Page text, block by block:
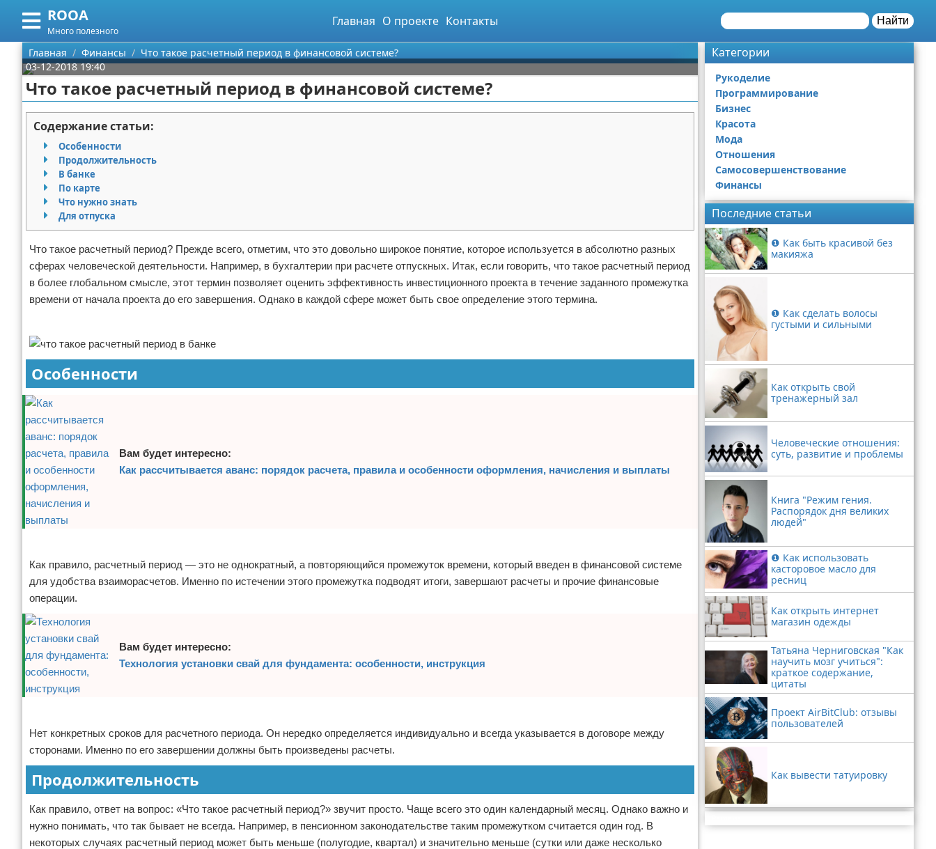
ROOA
Много полезного
Главная О проекте Контакты Найти
Меню
Главная
Категории
Рукоделие
Программирование
Бизнес
Красота
Отношения
Самосовершенствование
Поиск
О проекте
Контакты
Сотрудничество
Для правообладателей
Условия предоставления информации
Главная Финансы
Что такое расчетный период в финансовой системе?
03-12-2018 19:40
Что такое расчетный период в финансовой системе?
Содержание статьи:
Особенности
Продолжительность
В банке
По карте
Что нужно знать
Для отпуска
Что такое расчетный период? Прежде всего, отметим, что это довольно широкое понятие, которое используется в абсолютно разных
сферах человеческой деятельности. Например, в бухгалтерии при расчете отпускных. Итак, если говорить, что такое расчетный период
в более глобальном смысле, этот термин позволяет оценить эффективность инвестиционного проекта в течение заданного промежутка
времени от начала проекта до его завершения. Однако в каждой сфере может быть свое определение этого термина.
Особенности
Вам будет интересно:
Как рассчитывается аванс: порядок расчета, правила и особенности оформления, начисления и выплаты
Как правило, расчетный период — это не однократный, а повторяющийся промежуток времени, который введен в финансовой системе
для удобства взаиморасчетов. Именно по истечении этого промежутка подводят итоги, завершают расчеты и прочие финансовые
операции.
Вам будет интересно:
Технология установки свай для фундамента: особенности, инструкция
Нет конкретных сроков для расчетного периода. Он нередко определяется индивидуально и всегда указывается в договоре между
сторонами. Именно по его завершении должны быть произведены расчеты.
Продолжительность
Как правило, ответ на вопрос: «Что такое расчетный период?» звучит просто. Чаще всего это один календарный месяц. Однако важно и
нужно понимать, что так бывает не всегда. Например, в пенсионном законодательстве таким промежутком считается один год. В
некоторых случаях расчетный период может быть меньше (полугодие, квартал) и значительно меньше (сутки или даже несколько
Категории
Рукоделие
Программирование
Бизнес
Красота
Мода
Отношения
Самосовершенствование
Финансы
Последние статьи
❶ Как быть красивой без
макияжа
❶ Как сделать волосы
густыми и сильными
Как открыть свой
тренажерный зал
Человеческие отношения:
суть, развитие и проблемы
Книга "Режим гения.
Распорядок дня великих
людей"
❶ Как использовать
касторовое масло для
ресниц
Как открыть интернет
магазин одежды
Татьяна Черниговская "Как
научить мозг учиться":
краткое содержание,
цитаты
Проект AirBitClub: отзывы
пользователей
Как вывести татуировку